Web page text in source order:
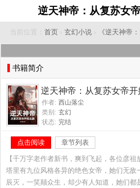
逆天神帝：从复苏女
当前位置： 首页 › 玄幻小说 › 《逆天神帝
书籍简介
逆天神帝：从复苏女帝开
作者: 西山落尘
类别: 玄幻
状态: 完结
点击阅读 章节列表
【千万字老作者新书，爽到飞起，各位彦
塔里有九位风格各异的绝色女帝，她们无敌
辰灭，一笑颠众生，却少有人知道，她们